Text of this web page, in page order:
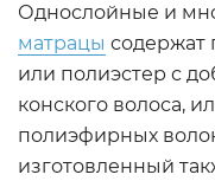
Однослойные и
матрацы содержат
или полиэстер с
конского волоса,
полиэфирных
изготовленный